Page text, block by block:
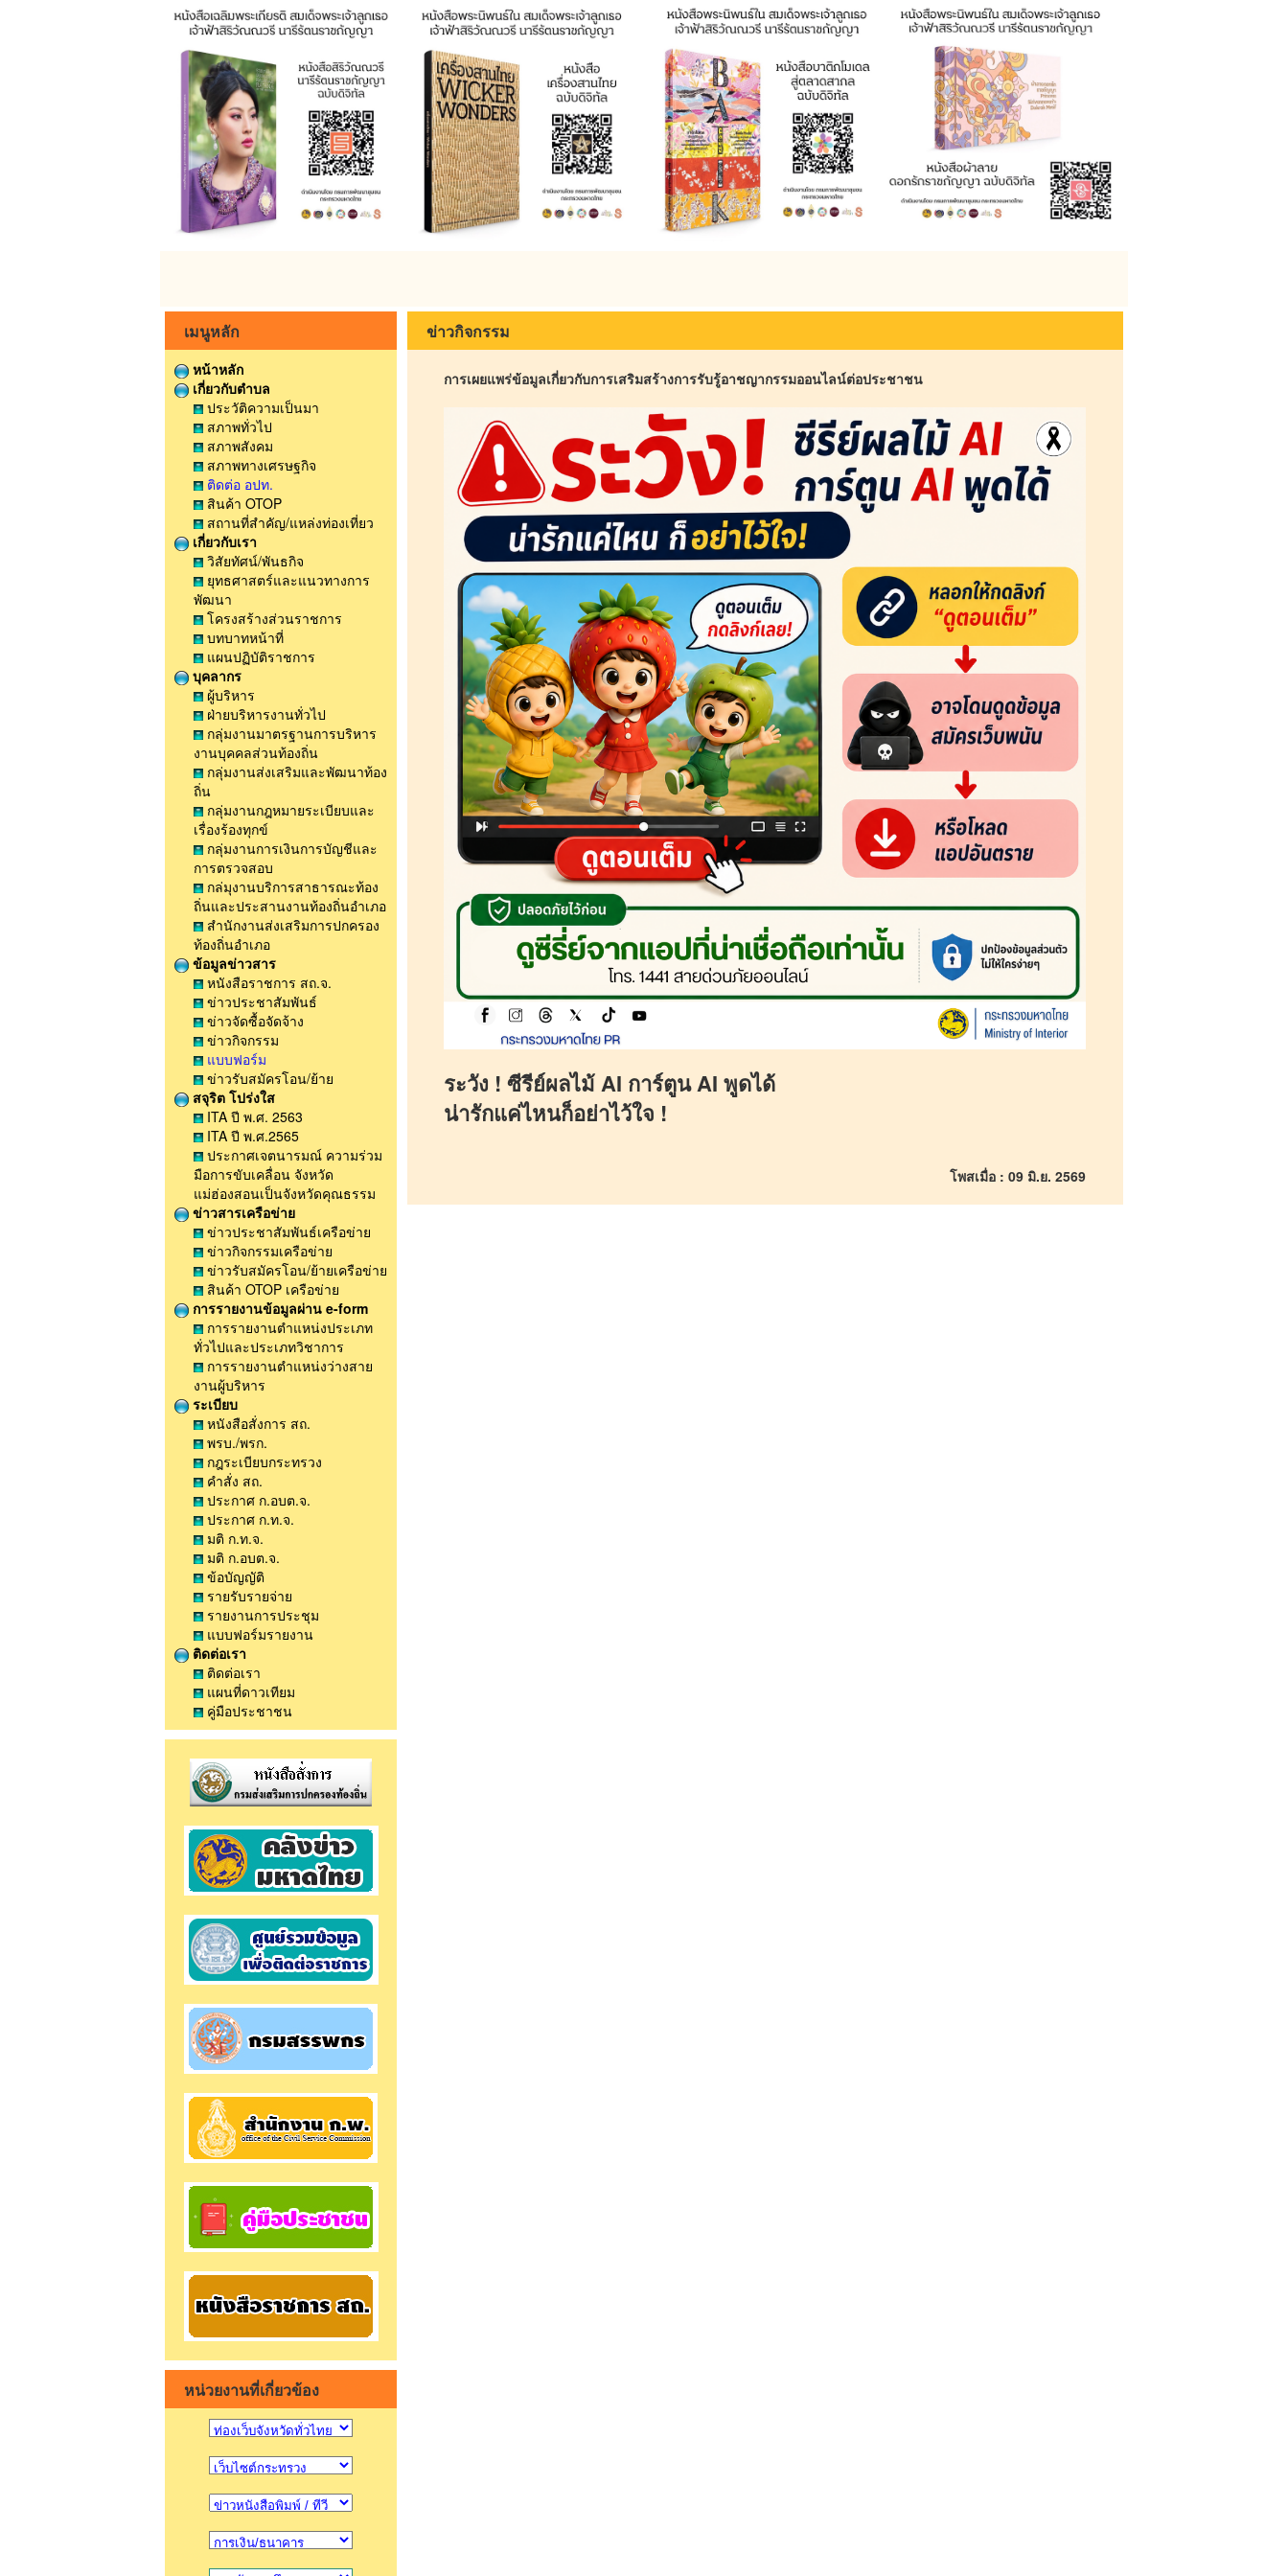
เมนูหลัก
หน้าหลัก
เกี่ยวกับตำบล
ประวัติความเป็นมา
สภาพทั่วไป
สภาพสังคม
สภาพทางเศรษฐกิจ
ติดต่อ อปท.
สินค้า OTOP
สถานที่สำคัญ/แหล่งท่องเที่ยว
เกี่ยวกับเรา
วิสัยทัศน์/พันธกิจ
ยุทธศาสตร์และแนวทางการ
พัฒนา
โครงสร้างส่วนราชการ
บทบาทหน้าที่
แผนปฏิบัติราชการ
บุคลากร
ผู้บริหาร
ฝ่ายบริหารงานทั่วไป
กลุ่มงานมาตรฐานการบริหาร
งานบุคคลส่วนท้องถิ่น
กลุ่มงานส่งเสริมและพัฒนาท้อง
ถิ่น
กลุ่มงานกฎหมายระเบียบและ
เรื่องร้องทุกข์
กลุ่มงานการเงินการบัญชีและ
การตรวจสอบ
กล่มุงานบริการสาธารณะท้อง
ถิ่นและประสานงานท้องถิ่นอำเภอ
สำนักงานส่งเสริมการปกครอง
ท้องถิ่นอำเภอ
ข้อมูลข่าวสาร
หนังสือราชการ สถ.จ.
ข่าวประชาสัมพันธ์
ข่าวจัดซื้อจัดจ้าง
ข่าวกิจกรรม
แบบฟอร์ม
ข่าวรับสมัครโอน/ย้าย
สจุริต โปร่งใส
ITA ปี พ.ศ. 2563
ITA ปี พ.ศ.2565
ประกาศเจตนารมณ์ ความร่วม
มือการขับเคลื่อน จังหวัด
แม่ฮ่องสอนเป็นจังหวัดคุณธรรม
ข่าวสารเครือข่าย
ข่าวประชาสัมพันธ์เครือข่าย
ข่าวกิจกรรมเครือข่าย
ข่าวรับสมัครโอน/ย้ายเครือข่าย
สินค้า OTOP เครือข่าย
การรายงานข้อมูลผ่าน e-form
การรายงานตำแหน่งประเภท
ทั่วไปและประเภทวิชาการ
การรายงานตำแหน่งว่างสาย
งานผู้บริหาร
ระเบียบ
หนังสือสั่งการ สถ.
พรบ./พรก.
กฎระเบียบกระทรวง
คำสั่ง สถ.
ประกาศ ก.อบต.จ.
ประกาศ ก.ท.จ.
มติ ก.ท.จ.
มติ ก.อบต.จ.
ข้อบัญญัติ
รายรับรายจ่าย
รายงานการประชุม
แบบฟอร์มรายงาน
ติดต่อเรา
ติดต่อเรา
แผนที่ดาวเทียม
คู่มือประชาชน
หน่วยงานที่เกี่ยวข้อง
ข่าวกิจกรรม
การเผยแพร่ข้อมูลเกี่ยวกับการเสริมสร้างการรับรู้อาชญากรรมออนไลน์ต่อประชาชน
ระวัง ! ซีรีย์ผลไม้ AI การ์ตูน AI พูดได้
น่ารักแค่ไหนก็อย่าไว้ใจ !
โพสเมื่อ : 09 มิ.ย. 2569